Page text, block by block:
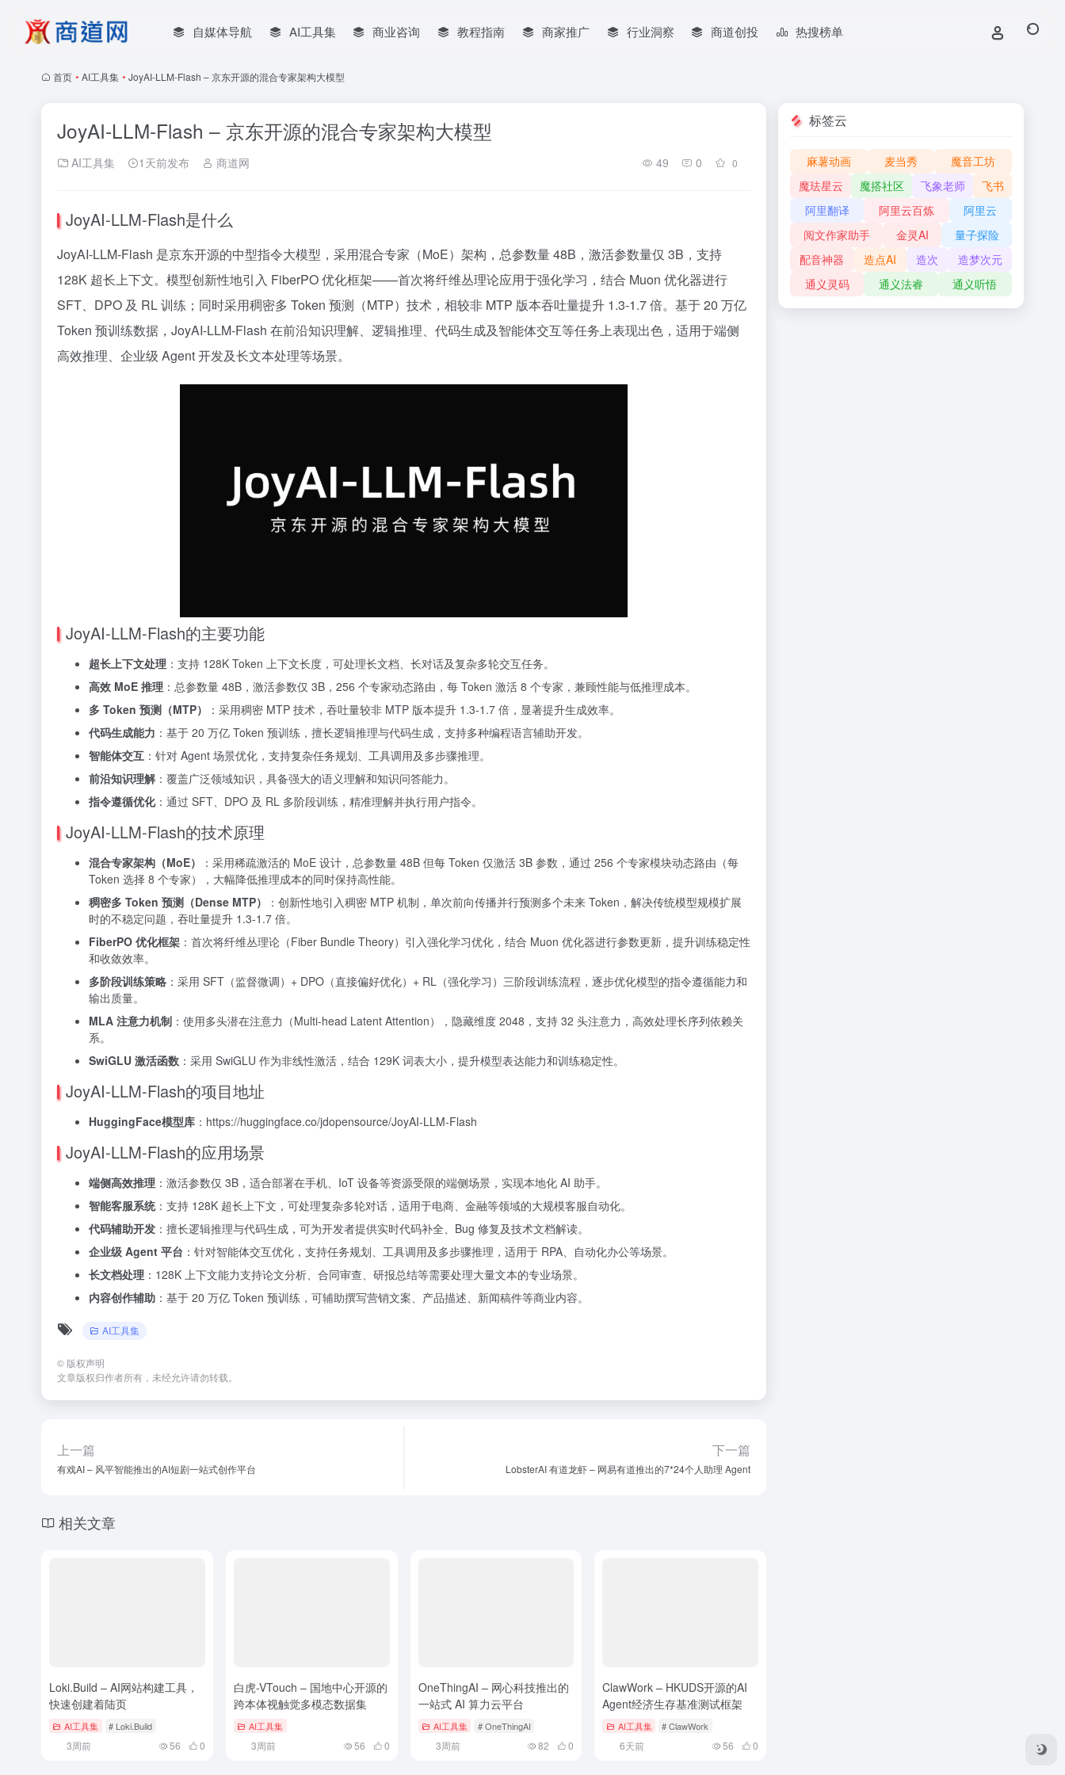
自媒体导航 AI工具集 商业咨询 教程指南 商家推广 行业洞察 商道创投 热搜榜单
首页 • AI工具集 • JoyAI-LLM-Flash – 京东开源的混合专家架构大模型
JoyAI-LLM-Flash – 京东开源的混合专家架构大模型
AI工具集 1天前发布 商道网 49 0 0
JoyAI-LLM-Flash是什么
JoyAI-LLM-Flash 是京东开源的中型指令大模型，采用混合专家（MoE）架构，总参数量 48B，激活参数量仅 3B，支持
128K 超长上下文。模型创新性地引入 FiberPO 优化框架——首次将纤维丛理论应用于强化学习，结合 Muon 优化器进行
SFT、DPO 及 RL 训练；同时采用稠密多 Token 预测（MTP）技术，相较非 MTP 版本吞吐量提升 1.3-1.7 倍。基于 20 万亿
Token 预训练数据，JoyAI-LLM-Flash 在前沿知识理解、逻辑推理、代码生成及智能体交互等任务上表现出色，适用于端侧
高效推理、企业级 Agent 开发及长文本处理等场景。
JoyAI-LLM-Flash的主要功能
超长上下文处理 ：支持 128K Token 上下文长度，可处理长文档、长对话及复杂多轮交互任务。
高效 MoE 推理 ：总参数量 48B，激活参数仅 3B，256 个专家动态路由，每 Token 激活 8 个专家，兼顾性能与低推理成本。
多 Token 预测（MTP）
：采用稠密 MTP 技术，吞吐量较非 MTP 版本提升 1.3-1.7 倍，显著提升生成效率。
代码生成能力 ：基于 20 万亿 Token 预训练，擅长逻辑推理与代码生成，支持多种编程语言辅助开发。
智能体交互 ：针对 Agent 场景优化，支持复杂任务规划、工具调用及多步骤推理。
前沿知识理解：覆盖广泛领域知识，具备强大的语义理解和知识问答能力。
指令遵循优化：通过 SFT、DPO 及 RL 多阶段训练，精准理解并执行用户指令。
JoyAI-LLM-Flash的技术原理
混合专家架构（MoE）
：采用稀疏激活的 MoE 设计，总参数量 48B 但每 Token 仅激活 3B 参数，通过 256 个专家模块动态路由（每
Token 选择 8 个专家），大幅降低推理成本的同时保持高性能。
稠密多 Token 预测（Dense MTP）
：创新性地引入稠密 MTP 机制，单次前向传播并行预测多个未来 Token，解决传统模型规模扩展
时的不稳定问题，吞吐量提升 1.3-1.7 倍。
FiberPO 优化框架 ：首次将纤维丛理论（Fiber Bundle Theory）引入强化学习优化，结合 Muon 优化器进行参数更新，提升训练稳定性
和收敛效率。
多阶段训练策略 ：采用 SFT（监督微调）+ DPO（直接偏好优化）+ RL（强化学习）三阶段训练流程，逐步优化模型的指令遵循能力和
输出质量。
MLA 注意力机制 ：使用多头潜在注意力（Multi-head Latent Attention），隐藏维度 2048，支持 32 头注意力，高效处理长序列依赖关
系。
SwiGLU 激活函数 ：采用 SwiGLU 作为非线性激活，结合 129K 词表大小，提升模型表达能力和训练稳定性。
JoyAI-LLM-Flash的项目地址
HuggingFace模型库 ：https://huggingface.co/jdopensource/JoyAI-LLM-Flash
JoyAI-LLM-Flash的应用场景
端侧高效推理 ：激活参数仅 3B，适合部署在手机、IoT 设备等资源受限的端侧场景，实现本地化 AI 助手。
智能客服系统：支持 128K 超长上下文，可处理复杂多轮对话，适用于电商、金融等领域的大规模客服自动化。
代码辅助开发 ：擅长逻辑推理与代码生成，可为开发者提供实时代码补全、Bug 修复及技术文档解读。
企业级 Agent 平台 ：针对智能体交互优化，支持任务规划、工具调用及多步骤推理，适用于 RPA、自动化办公等场景。
长文档处理 ：128K 上下文能力支持论文分析、合同审查、研报总结等需要处理大量文本的专业场景。
内容创作辅助 ：基于 20 万亿 Token 预训练，可辅助撰写营销文案、产品描述、新闻稿件等商业内容。
AI工具集
© 版权声明
文章版权归作者所有，未经允许请勿转载。
上一篇
有戏AI – 风平智能推出的AI短剧一站式创作平台
下一篇
LobsterAI 有道龙虾 – 网易有道推出的7*24个人助理 Agent
相关文章
Loki.Build – AI网站构建工具，
快速创建着陆页
AI工具集 # Loki.Build
3周前 56 0
白虎-VTouch – 国地中心开源的
跨本体视触觉多模态数据集
AI工具集
3周前 56 0
OneThingAI – 网心科技推出的
一站式 AI 算力云平台
AI工具集 # OneThingAI
3周前 82 0
ClawWork – HKUDS开源的AI
Agent经济生存基准测试框架
AI工具集 # ClawWork
6天前 56 0
标签云
麻薯动画 麦当秀
魔音工坊
魔珐星云
魔搭社区 飞象老师
飞书
阿里翻译
阿里云百炼
阿里云
阅文作家助手
金灵AI
量子探险
配音神器
造点AI 造次
造梦次元
通义灵码
通义法睿 通义听悟